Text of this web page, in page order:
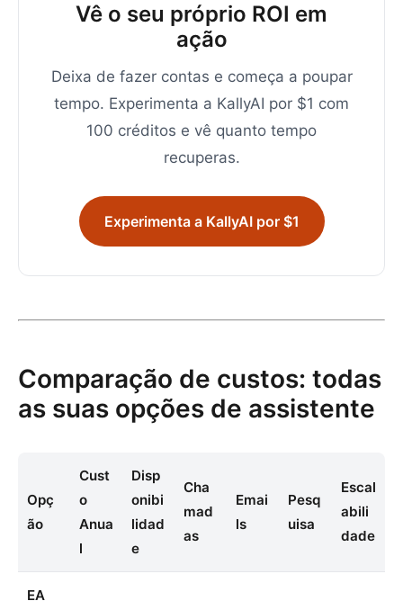
Vê o seu próprio ROI em
ação
Deixa de fazer contas e começa a poupar
tempo. Experimenta a KallyAI por $1 com
100 créditos e vê quanto tempo
recuperas.
Experimenta a KallyAI por $1
Comparação de custos: todas
as suas opções de assistente
Opç
ão
Cust
o
Anua
l
Disp
onibi
lidad
e
Cha
mad
as
Emai
ls
Pesq
uisa
Escal
abili
dade
EA